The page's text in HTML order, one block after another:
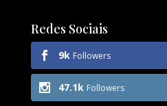
Redes Sociais
9k Followers
47.1k Followers